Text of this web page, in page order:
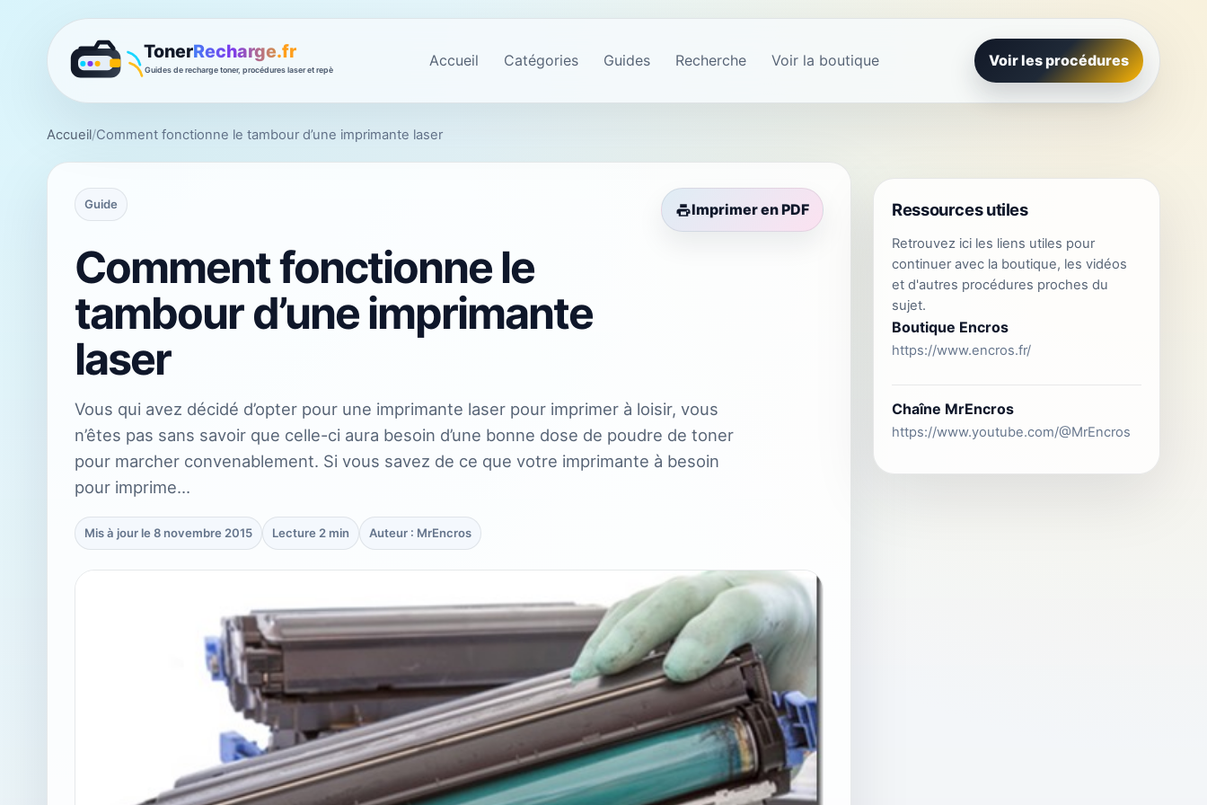
Accueil Catégories Guides Recherche Voir la boutique Voir les procédures
Accueil/Comment fonctionne le tambour d’une imprimante laser
Guide Imprimer en PDF
Comment fonctionne le
tambour d’une imprimante
laser
Vous qui avez décidé d’opter pour une imprimante laser pour imprimer à loisir, vous
n’êtes pas sans savoir que celle-ci aura besoin d’une bonne dose de poudre de toner
pour marcher convenablement. Si vous savez de ce que votre imprimante à besoin
pour imprime…
Mis à jour le 8 novembre 2015 Lecture 2 min Auteur : MrEncros
Ressources utiles
Retrouvez ici les liens utiles pour
continuer avec la boutique, les vidéos
et d'autres procédures proches du
sujet.
Boutique Encros
https://www.encros.fr/
Chaîne MrEncros
https://www.youtube.com/@MrEncros